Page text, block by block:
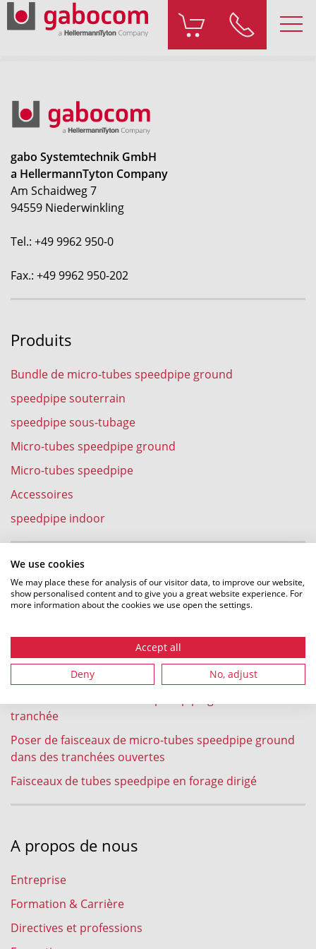
We use cookies
We may place these for analysis of our visitor data, to improve our website,
show personalised content and to give you a great website experience. For
more information about the cookies we use open the settings.
Accept all
Deny No, adjust
gabo Systemtechnik GmbH
a HellermannTyton Company
Am Schaidweg 7
94559 Niederwinkling
Tel.: +49 9962 950-0
Fax.: +49 9962 950-202
Produits
Bundle de micro-tubes speedpipe ground
speedpipe souterrain
speedpipe sous-tubage
Micro-tubes speedpipe ground
Micro-tubes speedpipe
Accessoires
speedpipe indoor
Expériences
soufflage
Enfouissement à la charrue au soc de faisceaux de
tubes speedpipe ground
tranchée
Poser de faisceaux de micro-tubes speedpipe ground
dans des tranchées ouvertes
Faisceaux de tubes speedpipe en forage dirigé
A propos de nous
Entreprise
Formation & Carrière
Directives et professions